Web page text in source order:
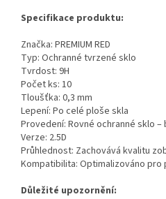
Specifikace produktu:
Značka: PREMIUM RED
Typ: Ochranné tvrzené sklo
Tvrdost: 9H
Počet ks: 10
Tloušťka: 0,3 mm
Lepení: Po celé ploše skla
Provedení: Rovné ochranné sklo
Verze: 2.5D
Průhlednost: Zachovává kvalitu
Kompatibilita: Optimalizováno
Důležité upozornění: